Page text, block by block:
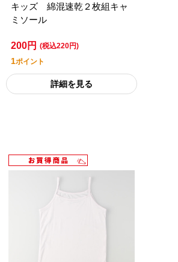
キッズ 綿混速乾２枚組キャ
ミソール
200円 (税込220円)
1ポイント
詳細を見る